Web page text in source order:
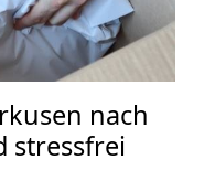
nach
stressfrei